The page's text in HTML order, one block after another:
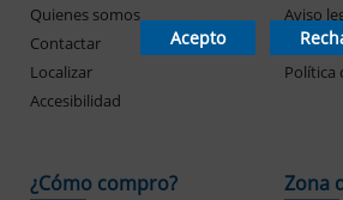
Quienes somos
Contactar
Localizar
Accesibilidad
Aviso
Política
¿Cómo compro? Zona
Acepto